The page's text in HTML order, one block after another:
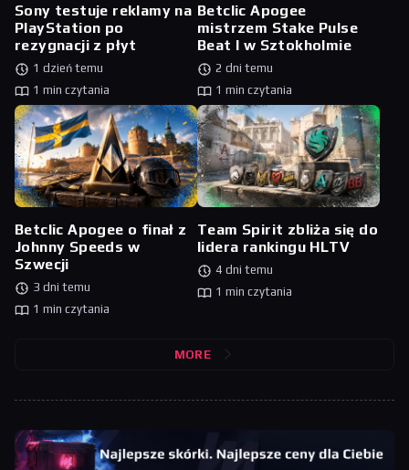
Sony testuje reklamy na
PlayStation po
rezygnacji z płyt
1 dzień temu
1 min czytania
Betclic Apogee
mistrzem Stake Pulse
Beat I w Sztokholmie
2 dni temu
1 min czytania
Betclic Apogee o finał z
Johnny Speeds w
Szwecji
3 dni temu
1 min czytania
Team Spirit zbliża się do
lidera rankingu HLTV
4 dni temu
1 min czytania
MORE